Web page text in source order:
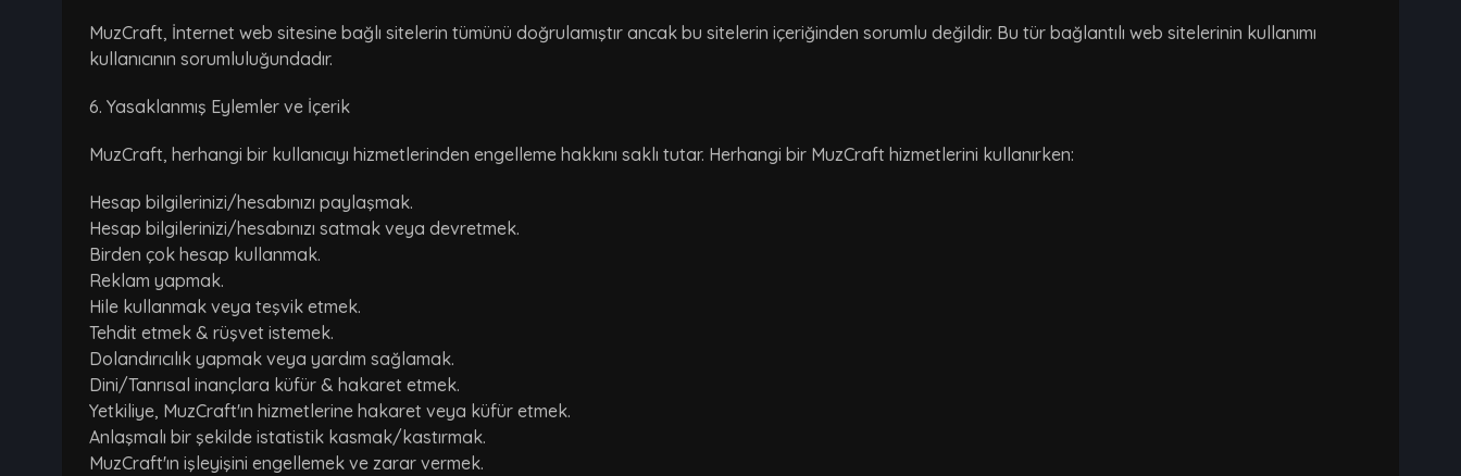
MuzCraft, İnternet web sitesine bağlı sitelerin tümünü doğrulamıştır ancak bu sitelerin içeriğinden sorumlu değildir. Bu tür bağlantılı web sitelerinin kullanımı
kullanıcının sorumluluğundadır.
6. Yasaklanmış Eylemler ve İçerik
MuzCraft, herhangi bir kullanıcıyı hizmetlerinden engelleme hakkını saklı tutar. Herhangi bir MuzCraft hizmetlerini kullanırken:
Hesap bilgilerinizi/hesabınızı paylaşmak.
Hesap bilgilerinizi/hesabınızı satmak veya devretmek.
Birden çok hesap kullanmak.
Reklam yapmak.
Hile kullanmak veya teşvik etmek.
Tehdit etmek & rüşvet istemek.
Dolandırıcılık yapmak veya yardım sağlamak.
Dini/Tanrısal inançlara küfür & hakaret etmek.
Yetkiliye, MuzCraft'ın hizmetlerine hakaret veya küfür etmek.
Anlaşmalı bir şekilde istatistik kasmak/kastırmak.
MuzCraft'ın işleyişini engellemek ve zarar vermek.